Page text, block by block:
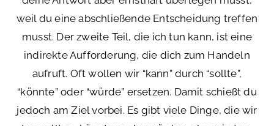
weil du eine abschließende Entscheidung treffen
musst. Der zweite Teil, die ich tun kann, ist eine
indirekte Aufforderung, die dich zum Handeln
aufruft. Oft wollen wir “kann” durch “sollte”,
“könnte” oder “würde” ersetzen. Damit schießt du
jedoch am Ziel vorbei. Es gibt viele Dinge, die wir